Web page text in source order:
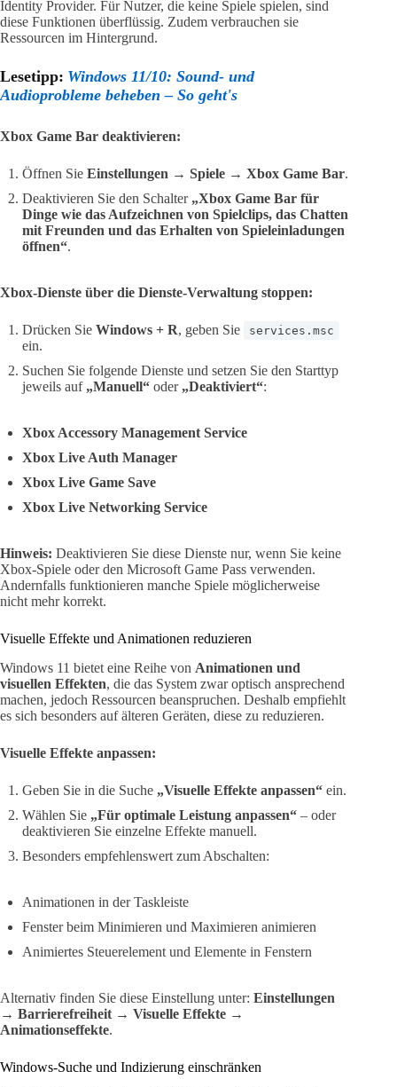
Identity Provider. Für Nutzer, die keine Spiele spielen, sind
diese Funktionen überflüssig. Zudem verbrauchen sie
Ressourcen im Hintergrund.
Lesetipp: Windows 11/10: Sound- und
Audioprobleme beheben – So geht's
Xbox Game Bar deaktivieren:
Öffnen Sie Einstellungen → Spiele → Xbox Game Bar.
Deaktivieren Sie den Schalter „Xbox Game Bar für
Dinge wie das Aufzeichnen von Spielclips, das Chatten
mit Freunden und das Erhalten von Spieleinladungen
öffnen“.
Xbox-Dienste über die Dienste-Verwaltung stoppen:
Drücken Sie Windows + R, geben Sie services.msc
ein.
Suchen Sie folgende Dienste und setzen Sie den Starttyp
jeweils auf „Manuell“ oder „Deaktiviert“:
Xbox Accessory Management Service
Xbox Live Auth Manager
Xbox Live Game Save
Xbox Live Networking Service
Hinweis: Deaktivieren Sie diese Dienste nur, wenn Sie keine
Xbox-Spiele oder den Microsoft Game Pass verwenden.
Andernfalls funktionieren manche Spiele möglicherweise
nicht mehr korrekt.
Visuelle Effekte und Animationen reduzieren
Windows 11 bietet eine Reihe von Animationen und
visuellen Effekten, die das System zwar optisch ansprechend
machen, jedoch Ressourcen beanspruchen. Deshalb empfiehlt
es sich besonders auf älteren Geräten, diese zu reduzieren.
Visuelle Effekte anpassen:
Geben Sie in die Suche „Visuelle Effekte anpassen“ ein.
Wählen Sie „Für optimale Leistung anpassen“ – oder
deaktivieren Sie einzelne Effekte manuell.
Besonders empfehlenswert zum Abschalten:
Animationen in der Taskleiste
Fenster beim Minimieren und Maximieren animieren
Animiertes Steuerelement und Elemente in Fenstern
Alternativ finden Sie diese Einstellung unter: Einstellungen
→ Barrierefreiheit → Visuelle Effekte →
Animationseffekte.
Windows-Suche und Indizierung einschränken